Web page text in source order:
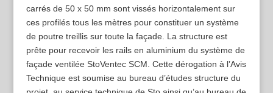
carrés de 50 x 50 mm sont vissés horizontalement sur
ces profilés tous les mètres pour constituer un système
de poutre treillis sur toute la façade. La structure est
prête pour recevoir les rails en aluminium du système de
façade ventilée StoVentec SCM. Cette dérogation à l’Avis
Technique est soumise au bureau d’études structure du